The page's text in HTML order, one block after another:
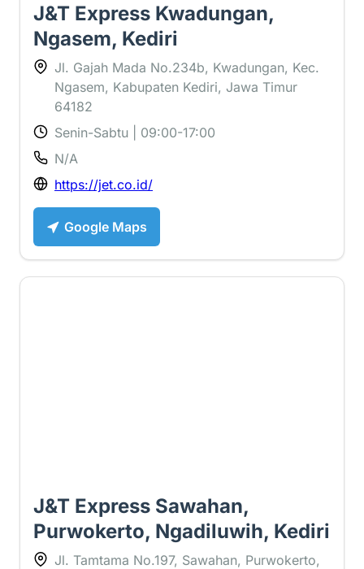
J&T Express Kwadungan,
Ngasem, Kediri
Jl. Gajah Mada No.234b, Kwadungan, Kec.
Ngasem, Kabupaten Kediri, Jawa Timur
64182
Senin-Sabtu | 09:00-17:00
N/A
https://jet.co.id/
Google Maps
J&T Express Sawahan,
Purwokerto, Ngadiluwih, Kediri
Jl. Tamtama No.197, Sawahan, Purwokerto,